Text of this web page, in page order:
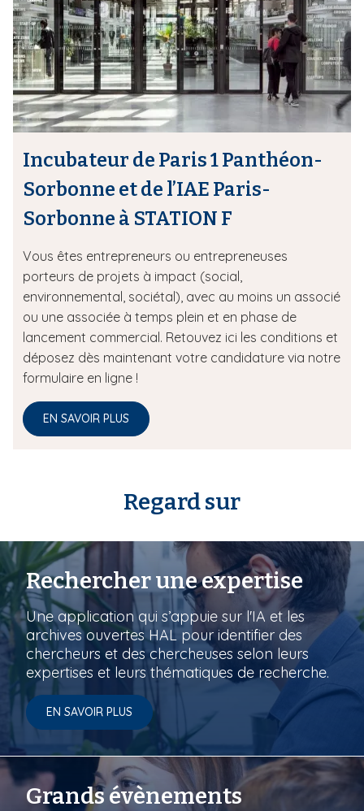
Incubateur de Paris 1 Panthéon-
Sorbonne et de l’IAE Paris-
Sorbonne à STATION F
Vous êtes entrepreneurs ou entrepreneuses
porteurs de projets à impact (social,
environnemental, sociétal), avec au moins un associé
ou une associée à temps plein et en phase de
lancement commercial. Retouvez ici les conditions et
déposez dès maintenant votre candidature via notre
formulaire en ligne !
EN SAVOIR PLUS
Regard sur
Rechercher une expertise
Une application qui s’appuie sur l'IA et les
archives ouvertes HAL pour identifier des
chercheurs et des chercheuses selon leurs
expertises et leurs thématiques de recherche.
EN SAVOIR PLUS
Grands évènements